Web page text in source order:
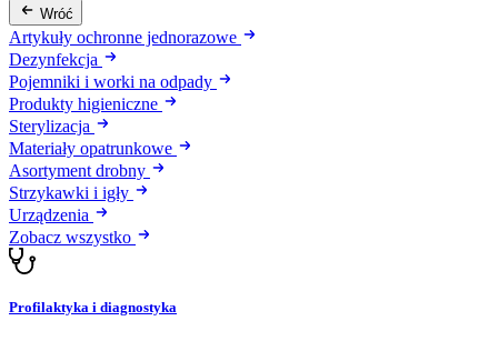
Wróć
Artykuły ochronne jednorazowe
Dezynfekcja
Pojemniki i worki na odpady
Produkty higieniczne
Sterylizacja
Materiały opatrunkowe
Asortyment drobny
Strzykawki i igły
Urządzenia
Zobacz wszystko
Profilaktyka i diagnostyka